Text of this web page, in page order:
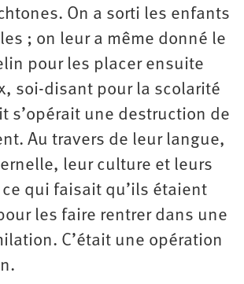
On a sorti les enfants
; on leur a même donné le
pour les placer ensuite
soi-­disant pour la scolarité
s’opérait une destruction de
Au travers de leur langue,
leur culture et leurs
qui faisait qu’ils étaient
les faire rentrer dans une
C’était une ­opération